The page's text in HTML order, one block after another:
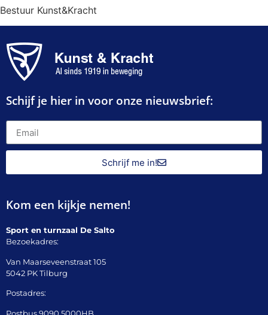
Bestuur Kunst&Kracht
Schijf je hier in voor onze nieuwsbrief:
Schrijf me in!
Kom een kijkje nemen!
Sport en turnzaal De Salto
Bezoekadres:
Van Maarseveenstraat 105
5042 PK Tilburg
Postadres: